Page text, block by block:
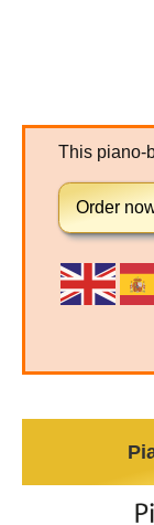
This piano-
Order